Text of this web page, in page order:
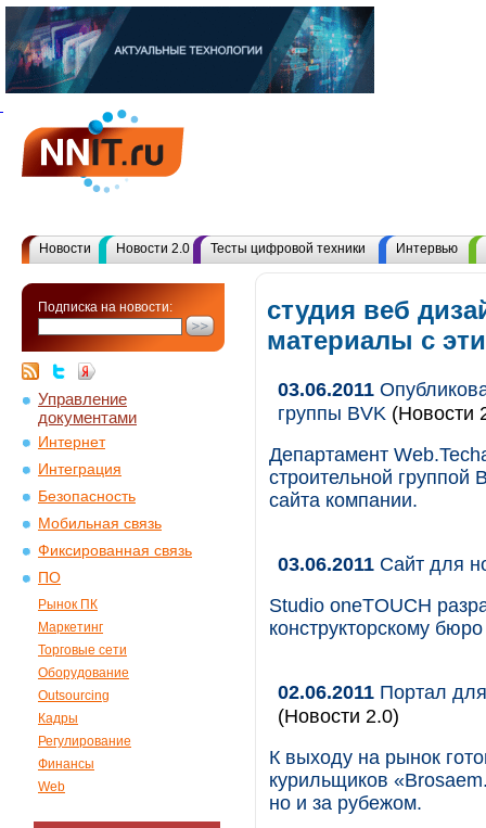
Новости Новости 2.0 Тесты цифровой техники Интервью
Подписка на новости:
Управление
документами
Интернет
Интеграция
Безопасность
Мобильная связь
Фиксированная связь
ПО
Рынок ПК
Маркетинг
Торговые сети
Оборудование
Outsourcing
Кадры
Регулирование
Финансы
Web
студия веб
материалы с
03.06.2011
группы BVK (Новости
Департамент
строительной группой
сайта компании.
03.06.2011 Сайт для
Studio oneTOUCH
конструкторскому
02.06.2011 Портал
(Новости 2.0)
К выходу на рынок
курильщиков
но и за рубежом.